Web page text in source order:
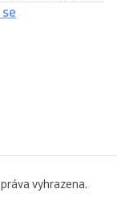
vyhrazena.